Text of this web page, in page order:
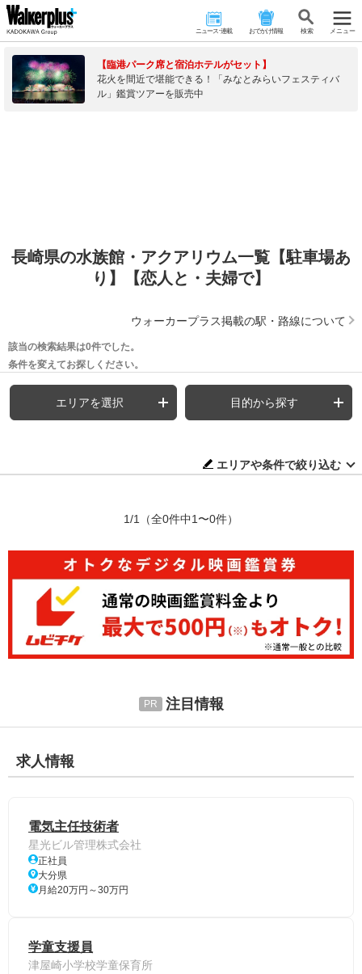
ニュース･連載 おでかけ情報 検 索 メニュー
【臨港パーク席と宿泊ホテルがセット】
花火を間近で堪能できる！「みなとみらいフェスティバ
ル」鑑賞ツアーを販売中
長崎県の水族館・アクアリウム一覧【駐車場あ
り】【恋人と・夫婦で】
ウォーカープラス掲載の駅・路線について
該当の検索結果は0件でした。
条件を変えてお探しください。
エリアを選択 目的から探す
エリアや条件で絞り込む
1/1 （全0件中1〜0件）
注目情報
求人情報
電気主任技術者
星光ビル管理株式会社
正社員
大分県
月給20万円～30万円
学童支援員
津屋崎小学校学童保育所